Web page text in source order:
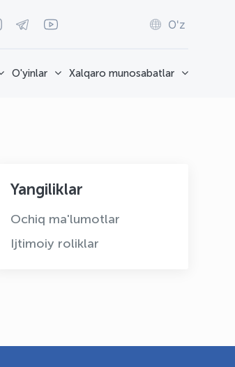
O'z
O'yinlar Xalqaro munosabatlar
Yangiliklar
Ochiq ma'lumotlar
Ijtimoiy roliklar
AI - yordamchi